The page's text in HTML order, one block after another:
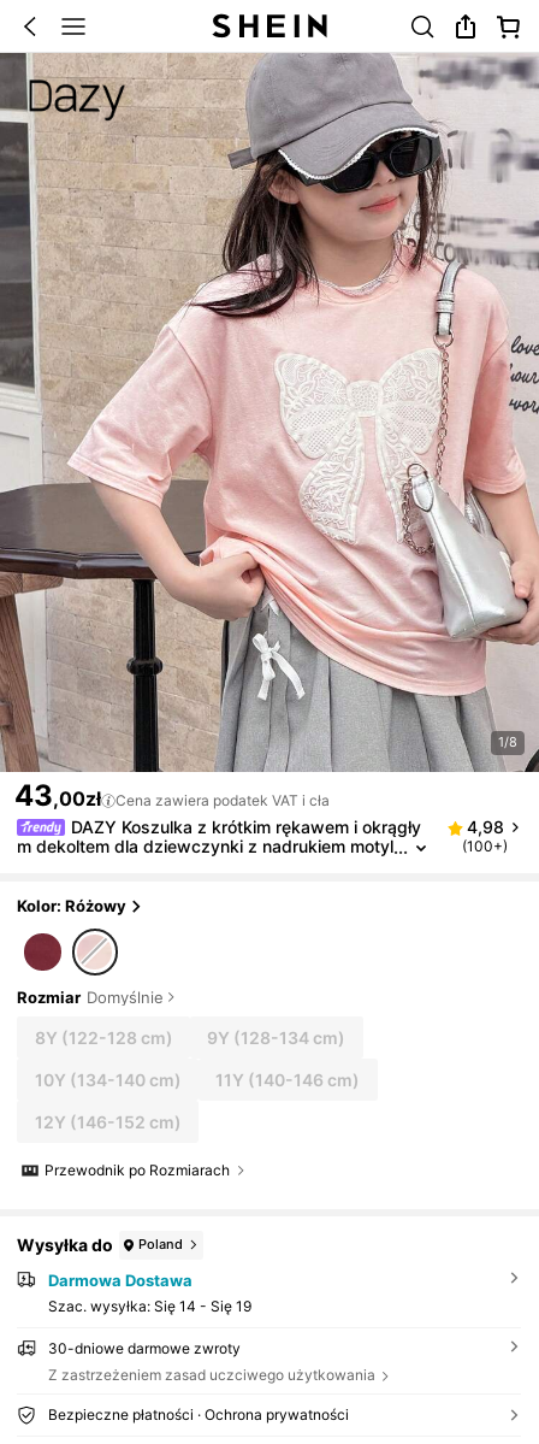
1/8
43,00zł Cena zawiera podatek VAT i cła
DAZY Koszulka z krótkim rękawem i okrągły
m dekoltem dla dziewczynki z nadrukiem motyl
4,98
(100+)
Kolor: Różowy
Rozmiar Domyślnie
8Y (122-128 cm) 9Y (128-134 cm)
10Y (134-140 cm) 11Y (140-146 cm)
12Y (146-152 cm)
Przewodnik po Rozmiarach
Wysyłka do Poland
Darmowa Dostawa
Szac. wysyłka: Się 14 - Się 19
30-dniowe darmowe zwroty
Z zastrzeżeniem zasad uczciwego użytkowania
Bezpieczne płatności · Ochrona prywatności